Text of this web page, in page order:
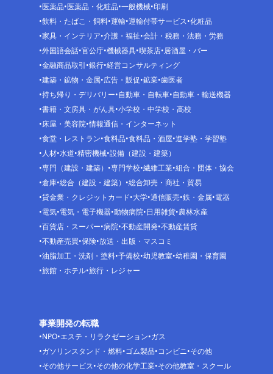
医薬品 医薬品・化粧品 一般機械 印刷
飲料・たばこ・飼料 運輸 運輸付帯サービス 化粧品
家具・インテリア 介護・福祉 会計・税務・法務・労務
外国語会話 官公庁 機械器具 喫茶店 居酒屋・バー
金融商品取引 銀行 経営コンサルティング
建築・鉱物・金属 広告・販促 鉱業 歯医者
持ち帰り・デリバリー 自動車・自転車 自動車・輸送機器
書籍・文房具・がん具 小学校・中学校・高校
床屋・美容院 情報通信・インターネット
食堂・レストラン 食料品 食料品・酒屋 進学塾・学習塾
人材 水道 精密機械 設備（建設・建築）
専門（建設・建築）
専門学校 繊維工業 組合・団体・協会
倉庫 総合（建設・建築）
総合卸売・商社・貿易
貸金業・クレジットカード 大学 通信販売 鉄・金属 電器
電気 電気・電子機器 動物病院 日用雑貨 農林水産
百貨店・スーパー 病院 不動産開発 不動産賃貸
不動産売買 保険 放送・出版・マスコミ
油脂加工・洗剤・塗料 予備校 幼児教室 幼稚園・保育園
旅館・ホテル 旅行・レジャー
事業開発の転職
NPO エステ・リラクゼーション ガス
ガソリンスタンド・燃料 ゴム製品 コンビニ その他
その他サービス その他の化学工業 その他教室・スクール